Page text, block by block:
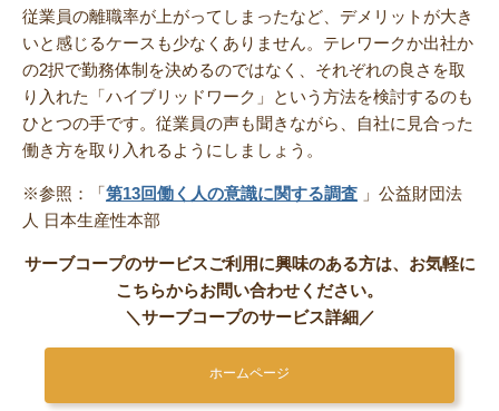
従業員の離職率が上がってしまったなど、デメリットが大き
いと感じるケースも少なくありません。テレワークか出社か
の2択で勤務体制を決めるのではなく、それぞれの良さを取
り入れた「ハイブリッドワーク」という方法を検討するのも
ひとつの手です。従業員の声も聞きながら、自社に見合った
働き方を取り入れるようにしましょう。
※参照：「第13回働く人の意識に関する調査 」公益財団法
人 日本生産性本部
サーブコープのサービスご利用に興味のある方は、お気軽に
こちらからお問い合わせください。
＼サーブコープのサービス詳細／
ホームページ